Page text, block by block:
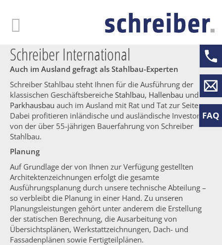
main
content
Schreiber International
Auch im Ausland gefragt als Stahlbau-Experten
Schreiber Stahlbau steht Ihnen für die Ausführung der
klassischen Geschäftsbereiche Stahlbau, Hallenbau und
Parkhausbau auch im Ausland mit Rat und Tat zur Seite.
Dabei profitieren inländische und ausländische Investoren
von der über 55-jährigen Bauerfahrung von Schreiber
Stahlbau.
Planung
Auf Grundlage der von Ihnen zur Verfügung gestellten
Architektenzeichnungen erfolgt die gesamte
Ausführungsplanung durch unsere technische Abteilung –
so verbleibt die Planung in einer Hand. Zu unseren
Planungsleistungen gehört unter anderem die Erstellung
der statischen Berechnung, die Ausarbeitung von
Übersichtsplänen, Werkstattzeichnungen, Dach- und
Fassadenplänen sowie Fertigteilplänen.
FAQ